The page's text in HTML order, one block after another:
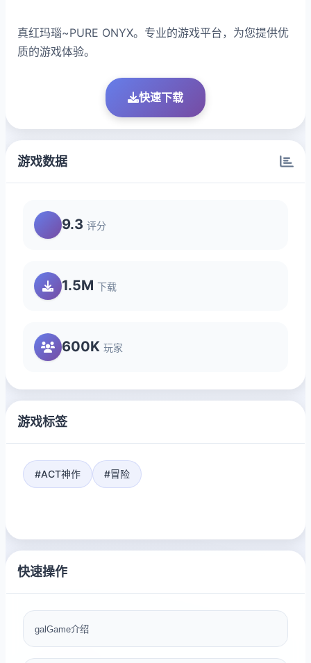
真红玛瑙~PURE ONYX。专业的游戏平台，为您提供优
质的游戏体验。
快速下载
游戏数据
9.3 评分
1.5M 下载
600K 玩家
游戏标签
#ACT神作 #冒险
快速操作
galGame介绍